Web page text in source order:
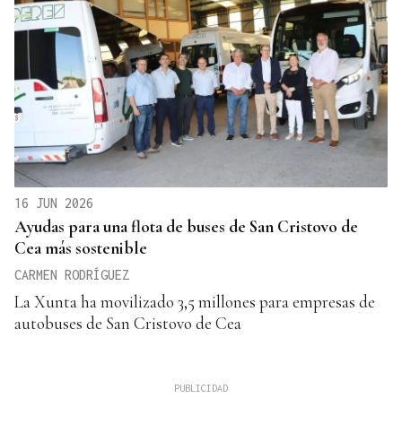
16 JUN 2026
Ayudas para una flota de buses de San Cristovo de
Cea más sostenible
CARMEN RODRÍGUEZ
La Xunta ha movilizado 3,5 millones para empresas de
autobuses de San Cristovo de Cea